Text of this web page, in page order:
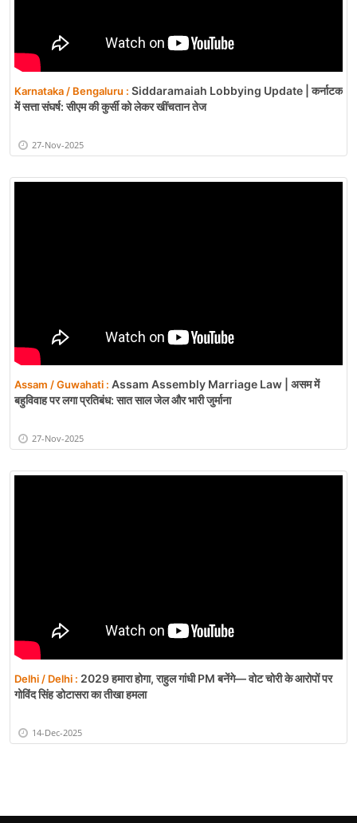
Karnataka / Bengaluru : Siddaramaiah Lobbying Update | कर्नाटक
में सत्ता संघर्ष: सीएम की कुर्सी को लेकर खींचतान तेज
27-Nov-2025
Assam / Guwahati : Assam Assembly Marriage Law | असम में
बहुविवाह पर लगा प्रतिबंध: सात साल जेल और भारी जुर्माना
27-Nov-2025
Delhi / Delhi : 2029 हमारा होगा, राहुल गांधी PM बनेंगे— वोट चोरी के आरोपों पर
गोविंद सिंह डोटासरा का तीखा हमला
14-Dec-2025